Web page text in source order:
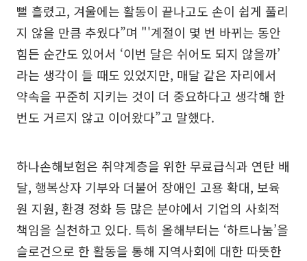
뻘 흘렸고, 겨울에는 활동이 끝나고도 손이 쉽게 풀리
지 않을 만큼 추웠다”며 "'계절이 몇 번 바뀌는 동안
힘든 순간도 있어서 ‘이번 달은 쉬어도 되지 않을까’
라는 생각이 들 때도 있었지만, 매달 같은 자리에서
약속을 꾸준히 지키는 것이 더 중요하다고 생각해 한
번도 거르지 않고 이어왔다”고 말했다.
하나손해보험은 취약계층을 위한 무료급식과 연탄 배
달, 행복상자 기부와 더불어 장애인 고용 확대, 보육
원 지원, 환경 정화 등 많은 분야에서 기업의 사회적
책임을 실천하고 있다. 특히 올해부터는 ‘하트나눔’을
슬로건으로 한 활동을 통해 지역사회에 대한 따뜻한